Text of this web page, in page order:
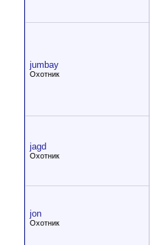
jumbay
Охотник
jagd
Охотник
jon
Охотник